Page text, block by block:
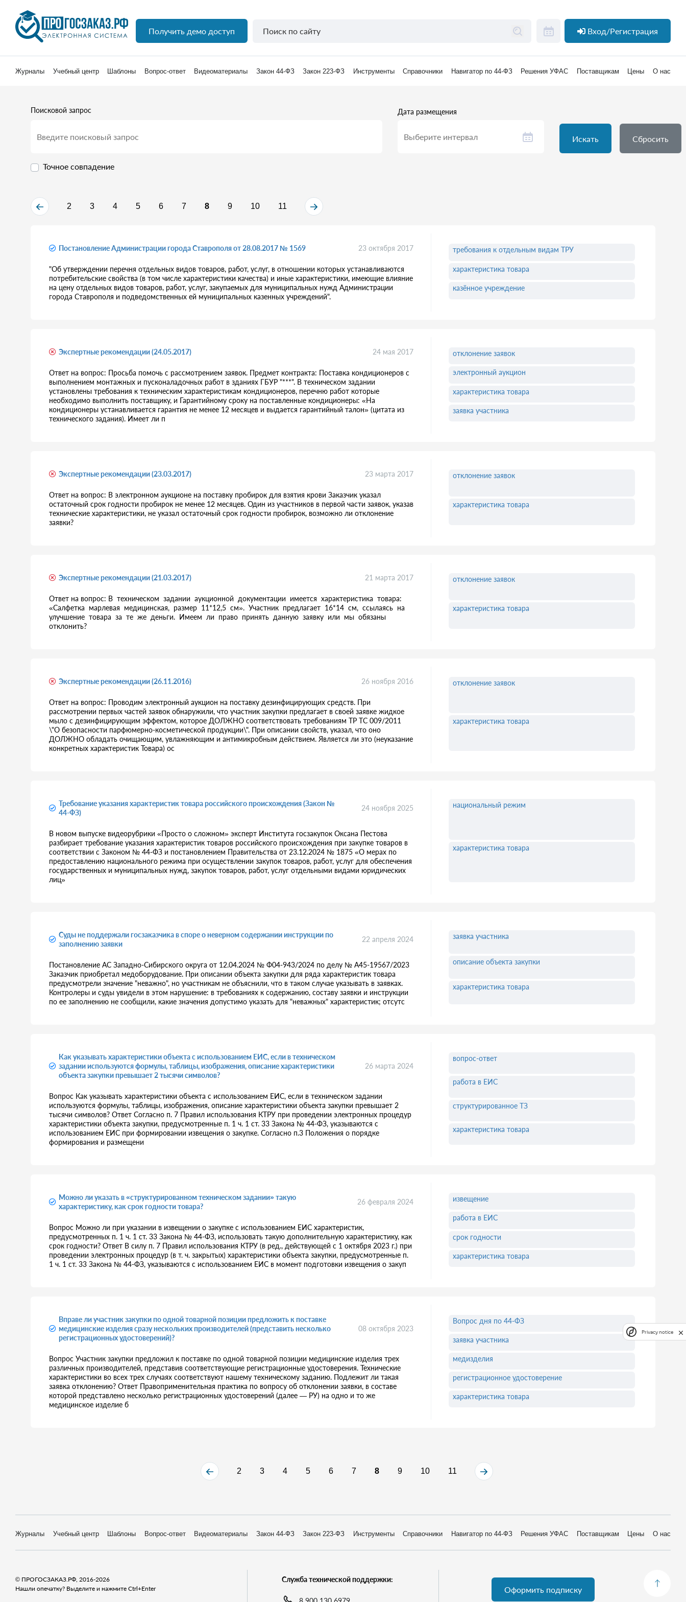
Получить демо доступ Вход/Регистрация
Журналы Учебный центр Шаблоны Вопрос-ответ Видеоматериалы Закон 44-ФЗ Закон 223-ФЗ Инструменты Справочники Навигатор по 44-ФЗ Решения УФАС Поставщикам Цены О нас
Поисковой запрос
Точное совпадение
Дата размещения
Искать Сбросить
2 3 4 5 6 7 8 9 10 11
Постановление Администрации города Ставрополя от 28.08.2017 № 1569 23 октября 2017
"Об утверждении перечня отдельных видов товаров, работ, услуг, в отношении которых устанавливаются
потребительские свойства (в том числе характеристики качества) и иные характеристики, имеющие влияние
на цену отдельных видов товаров, работ, услуг, закупаемых для муниципальных нужд Администрации
города Ставрополя и подведомственных ей муниципальных казенных учреждений".
требования к отдельным видам ТРУ
характеристика товара
казённое учреждение
Экспертные рекомендации (24.05.2017) 24 мая 2017
Ответ на вопрос: Просьба помочь с рассмотрением заявок. Предмет контракта: Поставка кондиционеров с
выполнением монтажных и пусконаладочных работ в зданиях ГБУP "***". В техническом задании
установлены требования к техническим характеристикам кондиционеров, перечню работ которые
необходимо выполнить поставщику, и Гарантийному сроку на поставленные кондиционеры: «На
кондиционеры устанавливается гарантия не менее 12 месяцев и выдается гарантийный талон» (цитата из
технического задания). Имеет ли п
отклонение заявок
электронный аукцион
характеристика товара
заявка участника
Экспертные рекомендации (23.03.2017) 23 марта 2017
Ответ на вопрос: В электронном аукционе на поставку пробирок для взятия крови Заказчик указал
остаточный срок годности пробирок не менее 12 месяцев. Один из участников в первой части заявок, указав
технические характеристики, не указал остаточный срок годности пробирок, возможно ли отклонение
заявки?
отклонение заявок
характеристика товара
Экспертные рекомендации (21.03.2017) 21 марта 2017
Ответ на вопрос: В техническом задании аукционной документации имеется характеристика товара:
«Салфетка марлевая медицинская, размер 11*12,5 см». Участник предлагает 16*14 см, ссылаясь на
улучшение товара за те же деньги. Имеем ли право принять данную заявку или мы обязаны
отклонить?
отклонение заявок
характеристика товара
Экспертные рекомендации (26.11.2016) 26 ноября 2016
Ответ на вопрос: Проводим электронный аукцион на поставку дезинфицирующих средств. При
рассмотрении первых частей заявок обнаружили, что участник закупки предлагает в своей заявке жидкое
мыло с дезинфицирующим эффектом, которое ДОЛЖНО соответствовать требованиям ТР ТС 009/2011
\"О безопасности парфюмерно-косметической продукции\". При описании свойств, указал, что оно
ДОЛЖНО обладать очищающим, увлажняющим и антимикробным действием. Является ли это (неуказание
конкретных характеристик Товара) ос
отклонение заявок
характеристика товара
Требование указания характеристик товара российского происхождения (Закон №
44-ФЗ)
24 ноября 2025
В новом выпуске видеорубрики «Просто о сложном» эксперт Института госзакупок Оксана Пестова
разбирает требование указания характеристик товаров российского происхождения при закупке товаров в
соответствии с Законом № 44-ФЗ и постановлением Правительства от 23.12.2024 № 1875 «О мерах по
предоставлению национального режима при осуществлении закупок товаров, работ, услуг для обеспечения
государственных и муниципальных нужд, закупок товаров, работ, услуг отдельными видами юридических
лиц»
национальный режим
характеристика товара
Суды не поддержали госзаказчика в споре о неверном содержании инструкции по
заполнению заявки
22 апреля 2024
Постановление АС Западно-Сибирского округа от 12.04.2024 № Ф04-943/2024 по делу № А45-19567/2023
Заказчик приобретал медоборудование. При описании объекта закупки для ряда характеристик товара
предусмотрели значение "неважно", но участникам не объяснили, что в таком случае указывать в заявках.
Контролеры и суды увидели в этом нарушение: в требованиях к содержанию, составу заявки и инструкции
по ее заполнению не сообщили, какие значения допустимо указать для "неважных" характеристик; отсутс
заявка участника
описание объекта закупки
характеристика товара
Как указывать характеристики объекта с использованием ЕИС, если в техническом
задании используются формулы, таблицы, изображения, описание характеристики
объекта закупки превышает 2 тысячи символов?
26 марта 2024
Вопрос Как указывать характеристики объекта с использованием ЕИС, если в техническом задании
используются формулы, таблицы, изображения, описание характеристики объекта закупки превышает 2
тысячи символов? Ответ Согласно п. 7 Правил использования КТРУ при проведении электронных процедур
характеристики объекта закупки, предусмотренные п. 1 ч. 1 ст. 33 Закона № 44-ФЗ, указываются с
использованием ЕИС при формировании извещения о закупке. Согласно п.3 Положения о порядке
формирования и размещени
вопрос-ответ
работа в ЕИС
структурированное ТЗ
характеристика товара
Можно ли указать в «структурированном техническом задании» такую
характеристику, как срок годности товара?
26 февраля 2024
Вопрос Можно ли при указании в извещении о закупке с использованием ЕИС характеристик,
предусмотренных п. 1 ч. 1 ст. 33 Закона № 44-ФЗ, использовать такую дополнительную характеристику, как
срок годности? Ответ В силу п. 7 Правил использования КТРУ (в ред., действующей с 1 октября 2023 г.) при
проведении электронных процедур (в т. ч. закрытых) характеристики объекта закупки, предусмотренные п.
1 ч. 1 ст. 33 Закона № 44-ФЗ, указываются с использованием ЕИС в момент подготовки извещения о закуп
извещение
работа в ЕИС
срок годности
характеристика товара
Вправе ли участник закупки по одной товарной позиции предложить к поставке
медицинские изделия сразу нескольких производителей (представить несколько
регистрационных удостоверений)?
08 октября 2023
Вопрос Участник закупки предложил к поставке по одной товарной позиции медицинские изделия трех
различных производителей, представив соответствующие регистрационные удостоверения. Технические
характеристики во всех трех случаях соответствуют нашему техническому заданию. Подлежит ли такая
заявка отклонению? Ответ Правоприменительная практика по вопросу об отклонении заявки, в составе
которой представлено несколько регистрационных удостоверений (далее — РУ) на одно и то же
медицинское изделие б
Вопрос дня по 44-ФЗ
заявка участника
медизделия
регистрационное удостоверение
характеристика товара
2 3 4 5 6 7 8 9 10 11
Журналы Учебный центр Шаблоны Вопрос-ответ Видеоматериалы Закон 44-ФЗ Закон 223-ФЗ Инструменты Справочники Навигатор по 44-ФЗ Решения УФАС Поставщикам Цены О нас
© ПРОГОСЗАКАЗ.РФ, 2016-2026
Нашли опечатку? Выделите и нажмите Ctrl+Enter
Служба технической поддержки:
Оформить подписку
Privacy notice